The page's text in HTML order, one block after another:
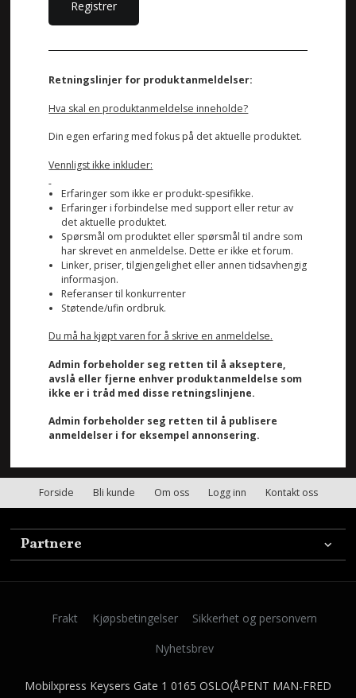
Retningslinjer for produktanmeldelser:
Hva skal en produktanmeldelse inneholde?
Din egen erfaring med fokus på det aktuelle produktet.
Vennligst ikke inkluder:
Erfaringer som ikke er produkt-spesifikke.
Erfaringer i forbindelse med support eller retur av
det aktuelle produktet.
Spørsmål om produktet eller spørsmål til andre som
har skrevet en anmeldelse. Dette er ikke et forum.
Linker, priser, tilgjengelighet eller annen tidsavhengig
informasjon.
Referanser til konkurrenter
Støtende/ufin ordbruk.
Du må ha kjøpt varen for å skrive en anmeldelse.
Admin forbeholder seg retten til å akseptere,
avslå eller fjerne enhver produktanmeldelse som
ikke er i tråd med disse retningslinjene.
Admin forbeholder seg retten til å publisere
anmeldelser i for eksempel annonsering.
Forside Bli kunde Om oss Logg inn Kontakt oss
Partnere
Frakt Kjøpsbetingelser
Sikkerhet og personvern
Nyhetsbrev
Mobilxpress Keysers Gate 1 0165 OSLO(ÅPENT MAN-FRED